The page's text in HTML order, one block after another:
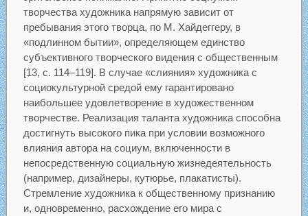
творчества художника напрямую зависит от
пребывания этого творца, по М. Хайдеггеру, в
«подлинном бытии», определяющем единство
субъективного творческого видения с общественным
[13, c. 114–119]. В случае «слияния» художника с
социокультурной средой ему гарантировано
наибольшее удовлетворение в художественном
творчестве. Реализация таланта художника способна
достигнуть высокого пика при условии возможного
влияния автора на социум, включенности в
непосредственную социальную жизнедеятельность
(например, дизайнеры, кутюрье, плакатисты).
Стремление художника к общественному признанию
и, одновременно, расхождение его мира с